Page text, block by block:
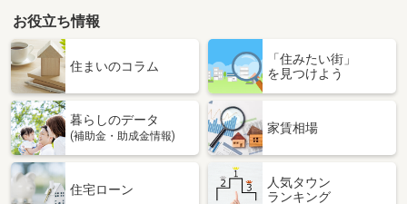
お役立ち情報
住まいのコラム
「住みたい街」
を見つけよう
暮らしのデータ
(補助金・助成金情報)
家賃相場
住宅ローン
人気タウン
ランキング